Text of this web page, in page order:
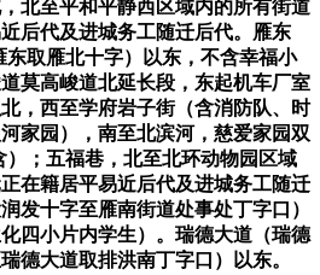
北至平和平静西区域内的所有街道
后代及进城务工随迁后代。雁东
东取雁北十字）以东，不含幸福小
莫高峻道北延长段，东起机车厂室
，西至学府岩子街（含消防队、时
家园），南至北滨河，慈爱家园双
）；五福巷，北至北环动物园区域
在籍居平易近后代及进城务工随迁
发十字至雁南街道处事处丁字口）
四小片内学生）。瑞德大道（瑞德
德大道取排洪南丁字口）以东。